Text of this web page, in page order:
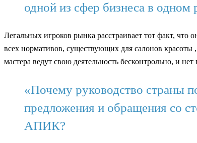
одной из сфер бизнеса в
Легальных игроков рынка расстраивает тот факт, что
всех нормативов, существующих для салонов красоты
мастера ведут свою деятельность бесконтрольно, и
«Почему руководство страны
предложения и обращения со
АПИК?